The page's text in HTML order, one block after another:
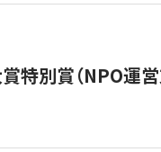
特別賞（NPO運